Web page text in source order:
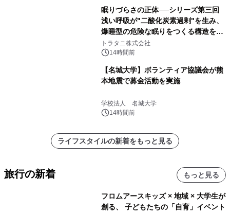
眠りづらさの正体──シリーズ第三回
浅い呼吸が"二酸化炭素過剰"を生み、
爆睡型の危険な眠りをつくる構造を解
説
トラタニ株式会社
14時間前
【名城大学】ボランティア協議会が熊
本地震で募金活動を実施
学校法人 名城大学
14時間前
ライフスタイルの新着をもっと見る
旅行の新着 もっと見る
フロムアースキッズ × 地域 × 大学生が
創る、 子どもたちの「自育」イベント